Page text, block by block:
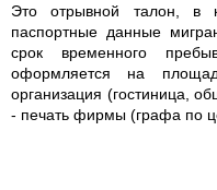
Это отрывной талон, в
паспортные данные
срок временного
оформляется на
организация (гостиница,
- печать фирмы (графа по